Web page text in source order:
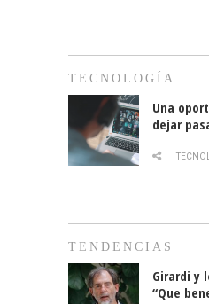
TECNOLOGÍA
Una
dejar
TENDENCIAS
Girardi y
“Que